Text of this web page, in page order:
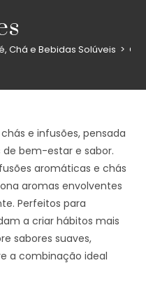
Chá e Bebidas Solúveis >
e infusões, pensada
bem-estar e sabor.
aromáticas e chás
aromas envolventes
Perfeitos para
a criar hábitos mais
sabores suaves,
a combinação ideal